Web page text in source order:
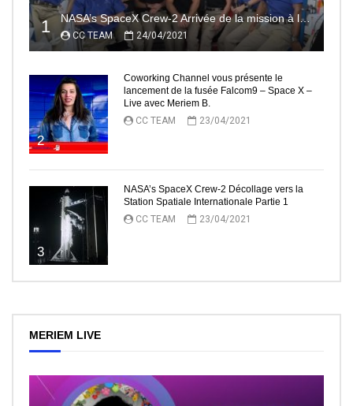
1 NASA’s SpaceX Crew-2 Arrivée de la mission à la Station Spatiale Internationale Partie2
CC TEAM 24/04/2021
2
Coworking Channel vous présente le
lancement de la fusée Falcom9 – Space X –
Live avec Meriem B.
CC TEAM
23/04/2021
3
NASA’s SpaceX Crew-2 Décollage vers la
Station Spatiale Internationale Partie 1
CC TEAM
23/04/2021
MERIEM LIVE